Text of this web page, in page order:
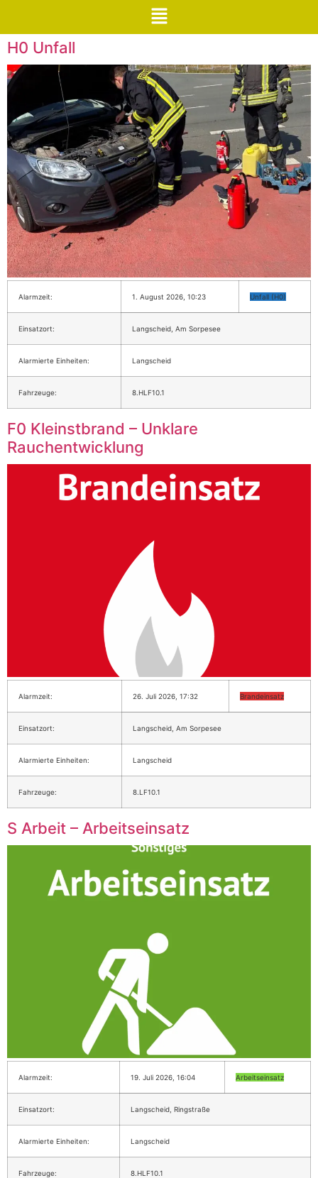
H0 Unfall
Alarmzeit: 1. August 2026, 10:23 Unfall (H0)
Einsatzort: Langscheid, Am Sorpesee
Alarmierte Einheiten: Langscheid
Fahrzeuge: 8.HLF10.1
F0 Kleinstbrand – Unklare
Rauchentwicklung
Alarmzeit: 26. Juli 2026, 17:32 Brandeinsatz
Einsatzort: Langscheid, Am Sorpesee
Alarmierte Einheiten: Langscheid
Fahrzeuge: 8.LF10.1
S Arbeit – Arbeitseinsatz
Alarmzeit: 19. Juli 2026, 16:04 Arbeitseinsatz
Einsatzort: Langscheid, Ringstraße
Alarmierte Einheiten: Langscheid
Fahrzeuge: 8.HLF10.1